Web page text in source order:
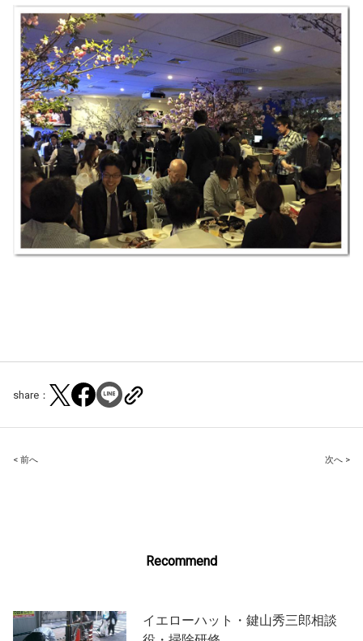
share：
Post
< 前へ 次へ >
Recommend
イエローハット・鍵山秀三郎相談